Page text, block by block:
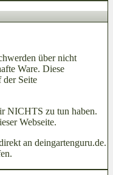
über nicht
Ware. Diese
der Seite
NICHTS zu tun haben.
Webseite.
an deingartenguru.de.